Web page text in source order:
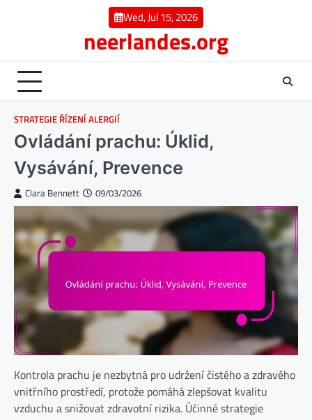
Wed, Jul 15, 2026
neerlandes.org
STRATEGIE ŘÍZENÍ ALERGIÍ
Ovládání prachu: Úklid,
Vysávání, Prevence
Clara Bennett 09/03/2026
Kontrola prachu je nezbytná pro udržení čistého a zdravého
vnitřního prostředí, protože pomáhá zlepšovat kvalitu
vzduchu a snižovat zdravotní rizika. Účinné strategie